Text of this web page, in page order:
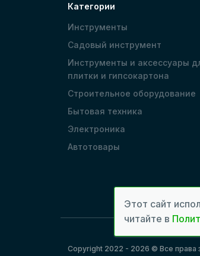
Категории
Инструменты
Садовый инструмент
Инструменты и аксессуары
плитки и гипсокартона
Строительное оборудование
Бытовая техника
Электроника
Автотовары
Copyright 2022 - 2026 © Все
Этот сайт
читайте в